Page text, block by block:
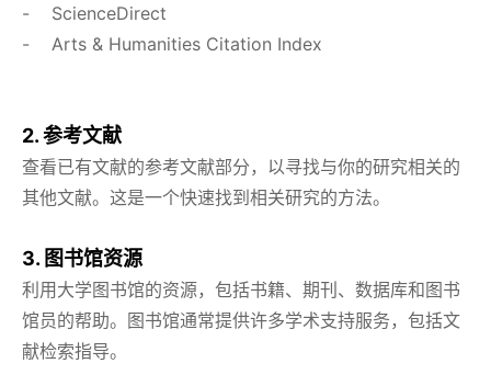
- ScienceDirect
- Arts & Humanities Citation Index
2. 参考文献
查看已有文献的参考文献部分，以寻找与你的研究相关的
其他文献。这是一个快速找到相关研究的方法。
3. 图书馆资源
利用大学图书馆的资源，包括书籍、期刊、数据库和图书
馆员的帮助。图书馆通常提供许多学术支持服务，包括文
献检索指导。